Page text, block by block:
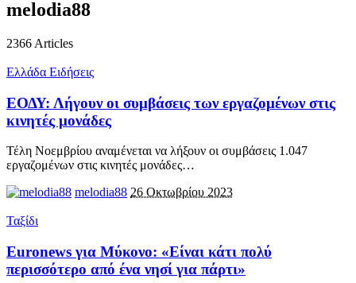
melodia88
2366 Articles
Ελλάδα Ειδήσεις
ΕΟΔΥ: Λήγουν οι συμβάσεις των εργαζομένων στις
κινητές μονάδες
Τέλη Νοεμβρίου αναμένεται να λήξουν οι συμβάσεις 1.047
εργαζομένων στις κινητές μονάδες…
melodia88 26 Οκτωβρίου 2023
Ταξίδι
Euronews για Μύκονο: «Είναι κάτι πολύ
περισσότερο από ένα νησί για πάρτι»